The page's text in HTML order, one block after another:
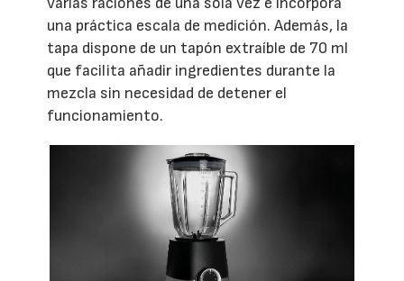
una práctica escala de medición. Además, la
tapa dispone de un tapón extraíble de 70 ml
que facilita añadir ingredientes durante la
mezcla sin necesidad de detener el
funcionamiento.